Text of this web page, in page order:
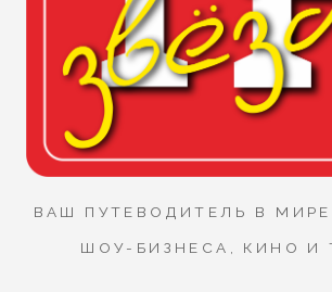
ВАШ ПУТЕВОДИТЕЛЬ В
ШОУ-БИЗНЕСА, КИНО И